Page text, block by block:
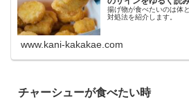
揚げ物が食べたいのは体
対処法を紹介します。
www.kani-kakakae.com
チャーシューが食べたい時